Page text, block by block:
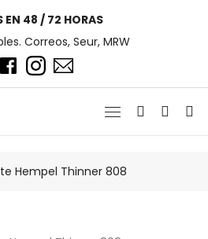
EN 48 / 72 HORAS
Correos, Seur, MRW
Hempel Thinner 808